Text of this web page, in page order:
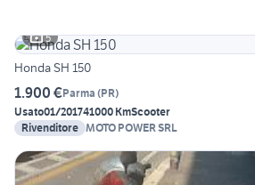
5
Honda SH 150
1.900 €Parma (PR)
Usato01/201741000 KmScooter
Rivenditore MOTO POWER SRL